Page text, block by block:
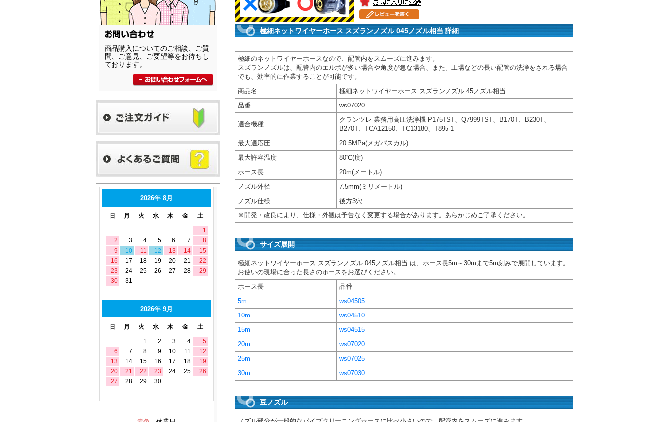
商品購入についてのご相談、ご質
問、ご意見、ご要望等をお待ちし
ております。
極細ネットワイヤーホース スズランノズル 045ノズル相当 詳細
極細のネットワイヤーホースなので、配管内をスムーズに進みます。
スズランノズルは、配管内のエルボが多い場合や角度が急な場合、また、工場などの長い配管の洗浄をされる場合
でも、効率的に作業することが可能です。
商品名
極細ネットワイヤーホース スズランノズル 45ノズル相当
品番
ws07020
適合機種
クランツレ 業務用高圧洗浄機 P175TST、Q7999TST、B170T、B230T、
B270T、TCA12150、TC13180、T895-1
最大適応圧
20.5MPa(メガパスカル)
最大許容温度
80℃(度)
ホース長
20m(メートル)
ノズル外径
7.5mm(ミリメートル)
ノズル仕様
後方3穴
※開発・改良により、仕様・外観は予告なく変更する場合があります。あらかじめご了承ください。
サイズ展開
極細ネットワイヤーホース スズランノズル 045ノズル相当 は、ホース長5m～30mまで5m刻みで展開しています。
お使いの現場に合った長さのホースをお選びください。
ホース長
品番
5m
ws04505
10m
ws04510
15m
ws04515
20m
ws07020
25m
ws07025
30m
ws07030
豆ノズル